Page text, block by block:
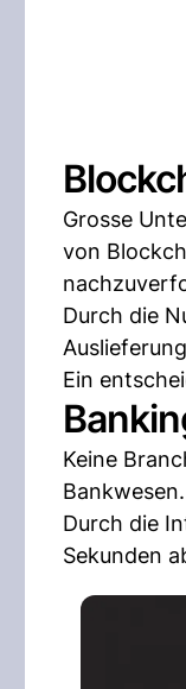
Grosse
von
Durch die
Ein
Keine
Bankwesen.
Durch die
Sekunden